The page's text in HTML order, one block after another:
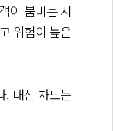
이 붐비는 서
위험이 높은
. 대신 차도는